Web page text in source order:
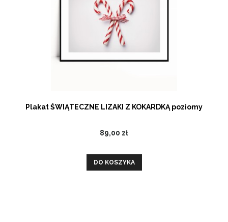
Plakat ŚWIĄTECZNE LIZAKI Z KOKARDKĄ poziomy
89,00 zł
DO KOSZYKA